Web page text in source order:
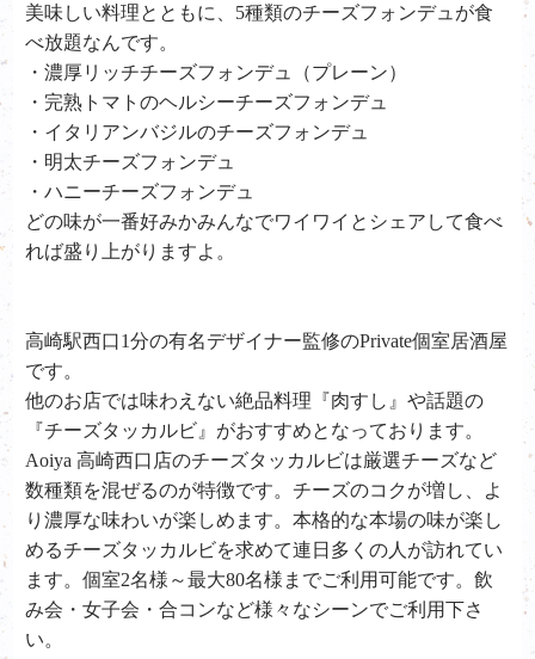
美味しい料理とともに、5種類のチーズフォンデュが食
べ放題なんです。
・濃厚リッチチーズフォンデュ（プレーン）
・完熟トマトのヘルシーチーズフォンデュ
・イタリアンバジルのチーズフォンデュ
・明太チーズフォンデュ
・ハニーチーズフォンデュ
どの味が一番好みかみんなでワイワイとシェアして食べ
れば盛り上がりますよ。
高崎駅西口1分の有名デザイナー監修のPrivate個室居酒屋
です。
他のお店では味わえない絶品料理『肉すし』や話題の
『チーズタッカルビ』がおすすめとなっております。
Aoiya 高崎西口店のチーズタッカルビは厳選チーズなど
数種類を混ぜるのが特徴です。チーズのコクが増し、よ
り濃厚な味わいが楽しめます。本格的な本場の味が楽し
めるチーズタッカルビを求めて連日多くの人が訪れてい
ます。個室2名様～最大80名様までご利用可能です。飲
み会・女子会・合コンなど様々なシーンでご利用下さ
い。